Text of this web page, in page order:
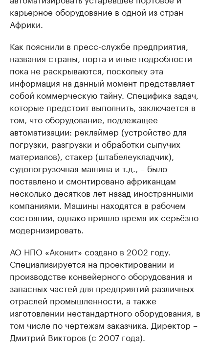
карьерное оборудование в одной из стран
Африки.
Как пояснили в пресс-службе предприятия,
названия страны, порта и иные подробности
пока не раскрываются, поскольку эта
информация на данный момент представляет
собой коммерческую тайну. Специфика задач,
которые предстоит выполнить, заключается в
том, что оборудование, подлежащее
автоматизации: реклаймер (устройство для
погрузки, разгрузки и обработки сыпучих
материалов), стакер (штабелеукладчик),
судопогрузочная машина и т.д., – было
поставлено и смонтировано африканцам
несколько десятков лет назад иностранными
компаниями. Машины находятся в рабочем
состоянии, однако пришло время их серьёзно
модернизировать.
АО НПО «Аконит» создано в 2002 году.
Специализируется на проектировании и
производстве конвейерного оборудования и
запасных частей для предприятий различных
отраслей промышленности, а также
изготовлении нестандартного оборудования, в
том числе по чертежам заказчика. Директор –
Дмитрий Викторов (с 2007 года).